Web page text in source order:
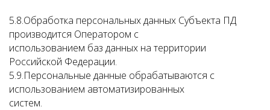
5.8.Обработка персональных данных Субъекта ПД
производится Оператором с
использованием баз данных на территории
Российской Федерации.
5.9.Персональные данные обрабатываются с
использованием автоматизированных
систем.